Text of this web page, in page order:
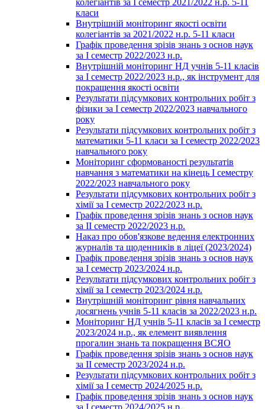
класи
Внутрішній моніторинг якості освіти
колегіантів за 2021/2022 н.р. 5-11 класи
Графік проведення зрізів знань з основ наук
за І семестр 2022/2023 н.р.
Внутрішній моніторинг НД учнів 5-11 класів
за І семестр 2022/2023 н.р., як інструмент для
покращення якості освіти
Результати підсумкових контрольних робіт з
фізики за І семестр 2022/2023 навчального
року
Результати підсумкових контрольних робіт з
математики 5-11 класи за І семестр 2022/2023
навчального року
Моніторинг сформованості результатів
навчання з математики на кінець І семестру
2022/2023 навчального року
Результати підсумкових контрольних робіт з
хімії за І семестр 2022/2023 н.р.
Графік проведення зрізів знань з основ наук
за ІІ семестр 2022/2023 н.р.
Наказ про обов'язкове ведення електронних
журналів та щоденників в ліцеї (2023/2024)
Графік проведення зрізів знань з основ наук
за І семестр 2023/2024 н.р.
Результати підсумкових контрольних робіт з
хімії за І семестр 2023/2024 н.р.
Внутрішній моніторинг рівня навчальних
досягнень учнів 5-11 класів за 2022/2023 н.р.
Моніторинг НД учнів 5-11 класів за І семестр
2023/2024 н.р., як елемент виявлення
прогалин знань та покращення ВСЯО
Графік проведення зрізів знань з основ наук
за ІІ семестр 2023/2024 н.р.
Результати підсумкових контрольних робіт з
хімії за І семестр 2024/2025 н.р.
Графік проведення зрізів знань з основ наук
за І семестр 2024/2025 н.р.